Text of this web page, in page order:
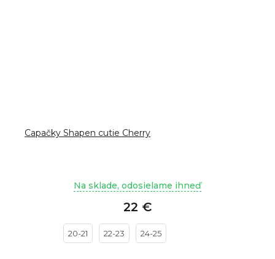
Capačky Shapen cutie Cherry
Na sklade, odosielame ihneď
22 €
20-21 22-23 24-25